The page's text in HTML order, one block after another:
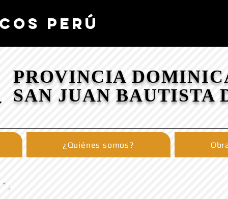
PERÚ
PROVINCIA
SAN JUAN BAUTISTA
¿Quiénes somos?